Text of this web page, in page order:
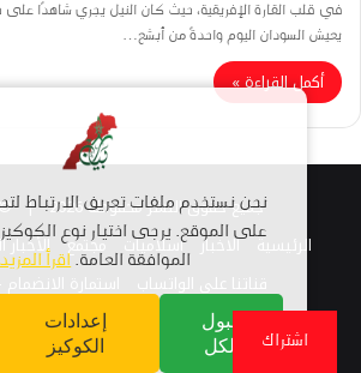
في قلب القارة الإفريقية، حيث كان النيل يجري شاهدًا على
يعيش السودان اليوم واحدةً من أبشع…
أكمل القراءة »
جميع حقوق النشر محفوظة 2026 |
الرئيسية الاخبار اسلاميات مجتمع الأخبار
فيسبوك لينكدإنيوتيوب
نحن نستخدم ملفات تعريف الارتباط
على الموقع. يرجى اختيار نوع
الموافقة العامة.اقرأ المزيد
قبول
الكل
إعدادات
الكوكيز
اشتراك